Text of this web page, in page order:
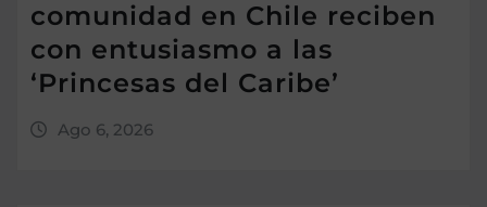
comunidad en Chile reciben
con entusiasmo a las
‘Princesas del Caribe’
Ago 6, 2026